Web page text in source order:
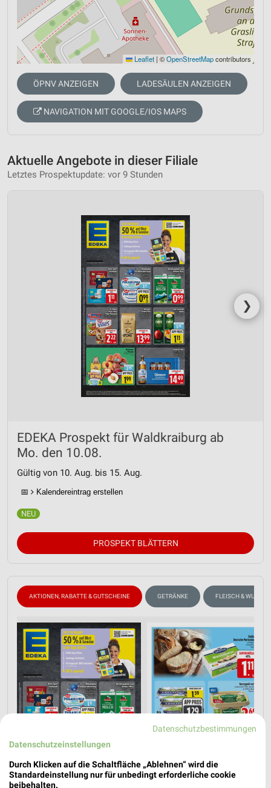
Leaflet | ©OpenStreetMapcontributors
ÖPNV ANZEIGEN LADESÄULEN ANZEIGEN
NAVIGATION MIT GOOGLE/IOS MAPS
Aktuelle Angebote in dieser Filiale
Letztes Prospektupdate: vor 9 Stunden
❯
EDEKA Prospekt für Waldkraiburg ab
Mo. den 10.08.
Gültig von 10. Aug. bis 15. Aug.
📅 Kalendereintrag erstellen
PROSPEKT BLÄTTERN
AKTIONEN, RABATTE & GUTSCHEINE GETRÄNKE FLEISCH & WURST
Datenschutzbestimmungen
Datenschutzeinstellungen
Durch Klicken auf die Schaltfläche „Ablehnen“ wird die
Standardeinstellung nur für unbedingt erforderliche cookie
beibehalten.